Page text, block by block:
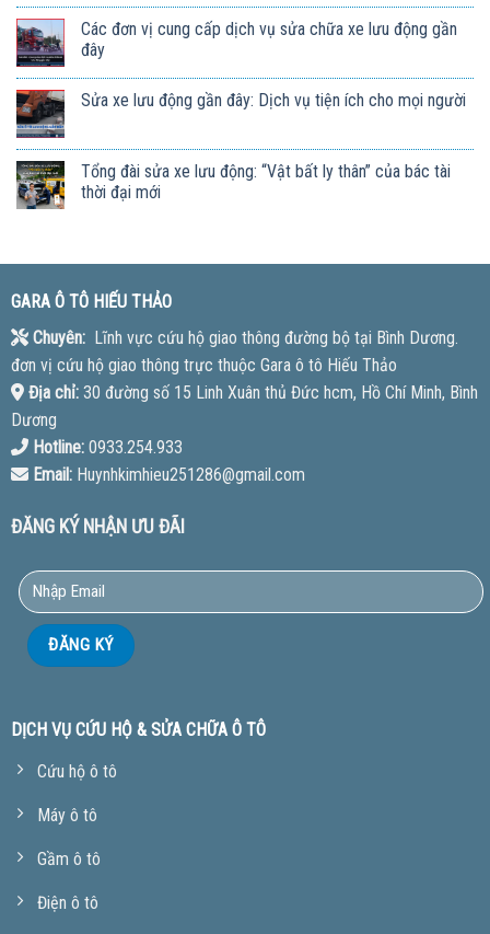
Các đơn vị cung cấp dịch vụ sửa chữa xe lưu động gần
đây
Sửa xe lưu động gần đây: Dịch vụ tiện ích cho mọi người
Tổng đài sửa xe lưu động: “Vật bất ly thân” của bác tài
thời đại mới
GARA Ô TÔ HIẾU THẢO
Chuyên:Lĩnh vực cứu hộ giao thông đường bộ tại Bình Dương.
đơn vị cứu hộ giao thông trực thuộc Gara ô tô Hiếu Thảo
Địa chỉ:30 đường số 15 Linh Xuân thủ Đức hcm, Hồ Chí Minh, Bình
Dương
Hotline:0933.254.933
Email:Huynhkimhieu251286@gmail.com
ĐĂNG KÝ NHẬN ƯU ĐÃI
DỊCH VỤ CỨU HỘ & SỬA CHỮA Ô TÔ
Cứu hộ ô tô
Máy ô tô
Gầm ô tô
Điện ô tô